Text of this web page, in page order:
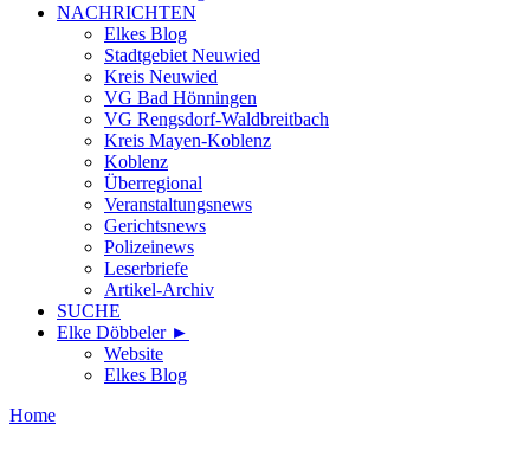
NACHRICHTEN
Elkes Blog
Stadtgebiet Neuwied
Kreis Neuwied
VG Bad Hönningen
VG Rengsdorf-Waldbreitbach
Kreis Mayen-Koblenz
Koblenz
Überregional
Veranstaltungsnews
Gerichtsnews
Polizeinews
Leserbriefe
Artikel-Archiv
SUCHE
Elke Döbbeler ►
Website
Elkes Blog
Home